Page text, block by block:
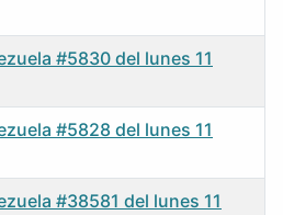
#5830 del lunes 11
#5828 del lunes 11
#38581 del lunes 11